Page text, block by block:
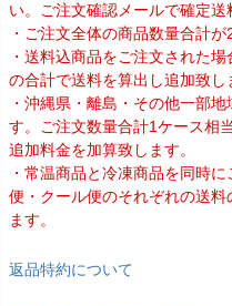
い。ご注文確認メールで確定送
・ご注文全体の商品数量合計
・送料込商品をご注文された
の合計で送料を算出し追加致し
・沖縄県・離島・その他一部
す。ご注文数量合計1ケース相
追加料金を加算致します。
・常温商品と冷凍商品を同時
便・クール便のそれぞれの送
ます。
返品特約について